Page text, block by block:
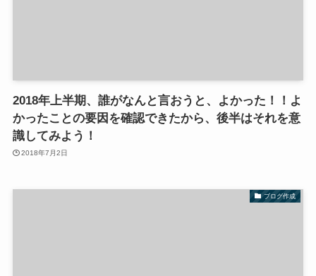
2018年上半期、誰がなんと言おうと、よかった！！よ
かったことの要因を確認できたから、後半はそれを意
識してみよう！
2018年7月2日
ブログ作成